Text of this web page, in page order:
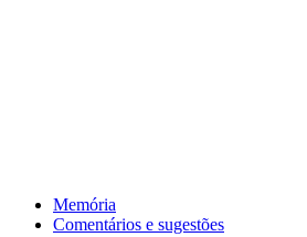
Memória
Comentários e sugestões